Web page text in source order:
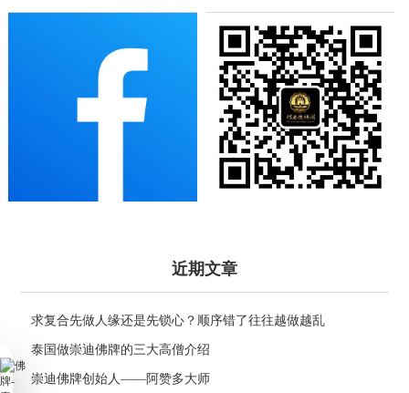
近期文章
求复合先做人缘还是先锁心？顺序错了往往越做越乱
泰国做崇迪佛牌的三大高僧介绍
崇迪佛牌创始人——阿赞多大师